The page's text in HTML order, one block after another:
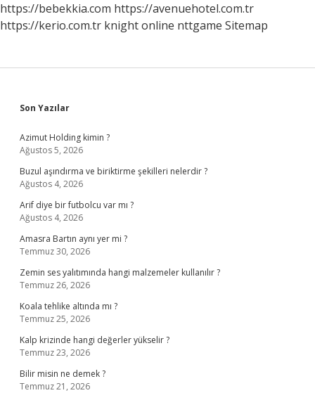
https://bebekkia.com https://avenuehotel.com.tr
https://kerio.com.tr knight online nttgame Sitemap
Sidebar
Son Yazılar
Azimut Holding kimin ?
Ağustos 5, 2026
Buzul aşındırma ve biriktirme şekilleri nelerdir ?
Ağustos 4, 2026
Arif diye bir futbolcu var mı ?
Ağustos 4, 2026
Amasra Bartın aynı yer mi ?
Temmuz 30, 2026
Zemin ses yalıtımında hangi malzemeler kullanılır ?
Temmuz 26, 2026
Koala tehlike altında mı ?
Temmuz 25, 2026
Kalp krizinde hangi değerler yükselir ?
Temmuz 23, 2026
Bilir misin ne demek ?
Temmuz 21, 2026